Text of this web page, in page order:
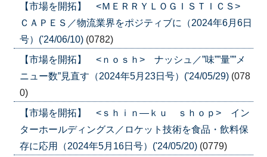
【市場を開拓】 <ＭＥＲＲＹＬＯＧＩＳＴＩＣＳ>
ＣＡＰＥＳ／物流業界をポジティブに（2024年6月6日
号）('24/06/10) (0782)
【市場を開拓】 <ｎｏｓｈ> ナッシュ／”味””量””メ
ニュー数”見直す（2024年5月23日号）('24/05/29) (078
0)
【市場を開拓】 <ｓｈｉｎ―ｋｕ ｓｈｏｐ> イン
ターホールディングス／ロケット技術を食品・飲料保
存に応用（2024年5月16日号）('24/05/20) (0779)